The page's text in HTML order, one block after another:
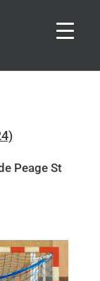
Peage St